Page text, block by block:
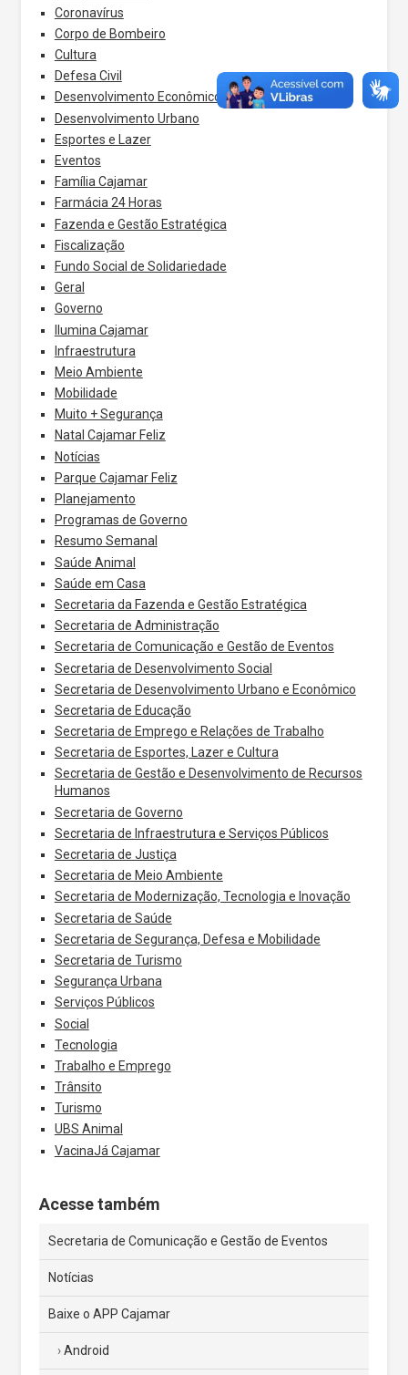
Coronavírus
Corpo de Bombeiro
Cultura
Defesa Civil
Desenvolvimento Econômico
Desenvolvimento Urbano
Esportes e Lazer
Eventos
Família Cajamar
Farmácia 24 Horas
Fazenda e Gestão Estratégica
Fiscalização
Fundo Social de Solidariedade
Geral
Governo
Ilumina Cajamar
Infraestrutura
Meio Ambiente
Mobilidade
Muito + Segurança
Natal Cajamar Feliz
Notícias
Parque Cajamar Feliz
Planejamento
Programas de Governo
Resumo Semanal
Saúde Animal
Saúde em Casa
Secretaria da Fazenda e Gestão Estratégica
Secretaria de Administração
Secretaria de Comunicação e Gestão de Eventos
Secretaria de Desenvolvimento Social
Secretaria de Desenvolvimento Urbano e Econômico
Secretaria de Educação
Secretaria de Emprego e Relações de Trabalho
Secretaria de Esportes, Lazer e Cultura
Secretaria de Gestão e Desenvolvimento de Recursos
Humanos
Secretaria de Governo
Secretaria de Infraestrutura e Serviços Públicos
Secretaria de Justiça
Secretaria de Meio Ambiente
Secretaria de Modernização, Tecnologia e Inovação
Secretaria de Saúde
Secretaria de Segurança, Defesa e Mobilidade
Secretaria de Turismo
Segurança Urbana
Serviços Públicos
Social
Tecnologia
Trabalho e Emprego
Trânsito
Turismo
UBS Animal
VacinaJá Cajamar
Acesse também
Secretaria de Comunicação e Gestão de Eventos
Notícias
Baixe o APP Cajamar
Android